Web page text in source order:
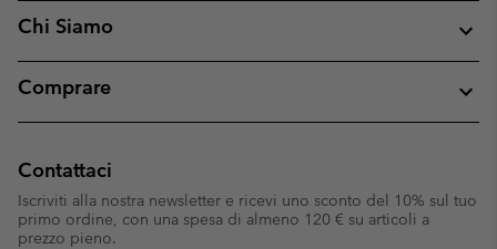
Chi Siamo
Comprare
Contattaci
Iscriviti alla nostra newsletter e ricevi uno sconto del 10% sul tuo
primo ordine, con una spesa di almeno 120 € su articoli a
prezzo pieno.